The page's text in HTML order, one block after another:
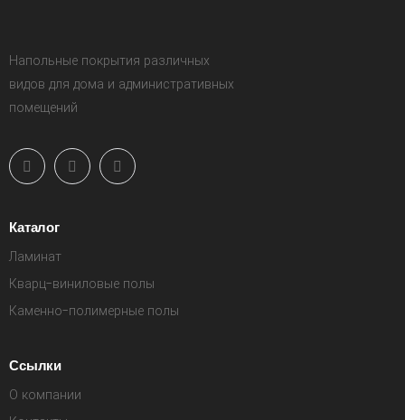
Напольные покрытия различных
видов для дома и административных
помещений
Каталог
Ламинат
Кварц-виниловые полы
Каменно-полимерные полы
Ссылки
О компании